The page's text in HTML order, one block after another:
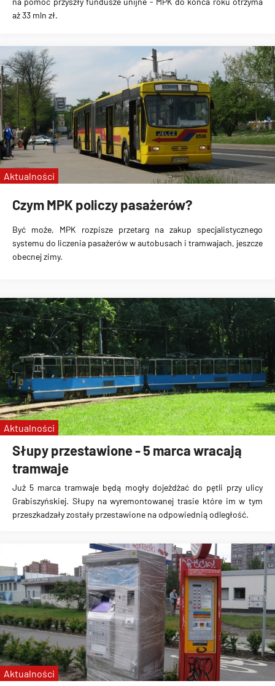
aż 33 mln zł.
Czym MPK policzy pasażerów?
Być może, MPK rozpisze przetarg na zakup specjalistycznego
systemu do liczenia pasażerów w autobusach i tramwajach, jeszcze
obecnej zimy.
Aktualności
Słupy przestawione - 5 marca wracają
tramwaje
Już 5 marca tramwaje będą mogły dojeżdżać do pętli przy ulicy
Grabiszyńskiej. Słupy na wyremontowanej trasie które im w tym
przeszkadzały zostały przestawione na odpowiednią odległość.
Aktualności
Aktualności